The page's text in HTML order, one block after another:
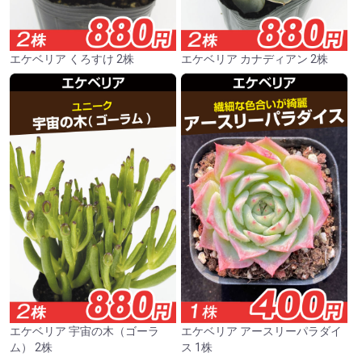
エケベリア くろすけ 2株 エケベリア カナディアン 2株
エケベリア 宇宙の木（ゴーラ
ム） 2株
エケベリア アースリーパラダイ
ス 1株